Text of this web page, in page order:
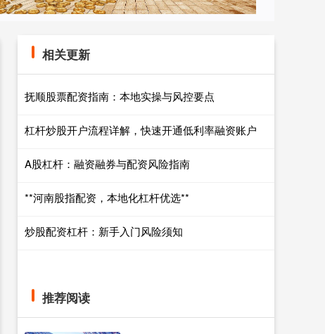
相关更新
抚顺股票配资指南：本地实操与风控要点
杠杆炒股开户流程详解，快速开通低利率融资账户
A股杠杆：融资融券与配资风险指南
**河南股指配资，本地化杠杆优选**
炒股配资杠杆：新手入门风险须知
推荐阅读